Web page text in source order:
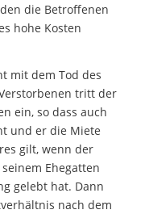
die Betroffenen
hohe Kosten
mit dem Tod des
tritt der
ein, so dass auch
und er die Miete
gilt, wenn der
Ehegatten
gelebt hat. Dann
nach dem